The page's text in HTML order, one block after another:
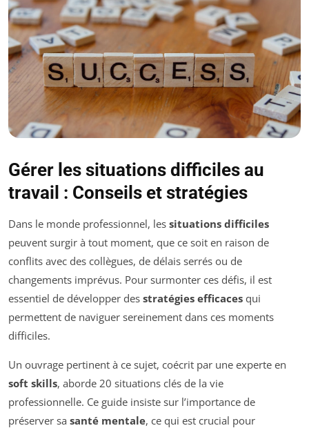
Gérer les situations difficiles au
travail : Conseils et stratégies
Dans le monde professionnel, les situations difficiles
peuvent surgir à tout moment, que ce soit en raison de
conflits avec des collègues, de délais serrés ou de
changements imprévus. Pour surmonter ces défis, il est
essentiel de développer des stratégies efficaces qui
permettent de naviguer sereinement dans ces moments
difficiles.
Un ouvrage pertinent à ce sujet, coécrit par une experte en
soft skills, aborde 20 situations clés de la vie
professionnelle. Ce guide insiste sur l’importance de
préserver sa santé mentale, ce qui est crucial pour